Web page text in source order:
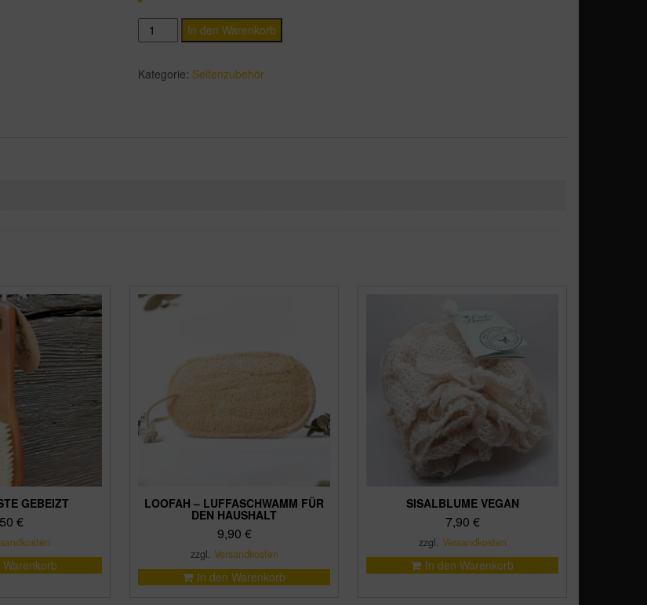
Seifensackerl
Sisal
Menge
In den Warenkorb
Kategorie: Seifenzubehör
GEBEIZT
€
LOOFAH – LUFFASCHWAMM FÜR
DEN HAUSHALT
9,90 €
zzgl. Versandkosten
In den Warenkorb
SISALBLUME VEGAN
7,90 €
zzgl. Versandkosten
In den Warenkorb